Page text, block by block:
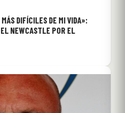
DIFÍCILES DE MI VIDA»:
NEWCASTLE POR EL